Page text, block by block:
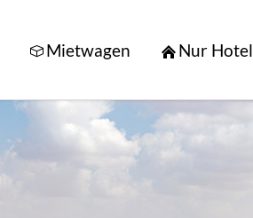
Mietwagen Nur Hotel